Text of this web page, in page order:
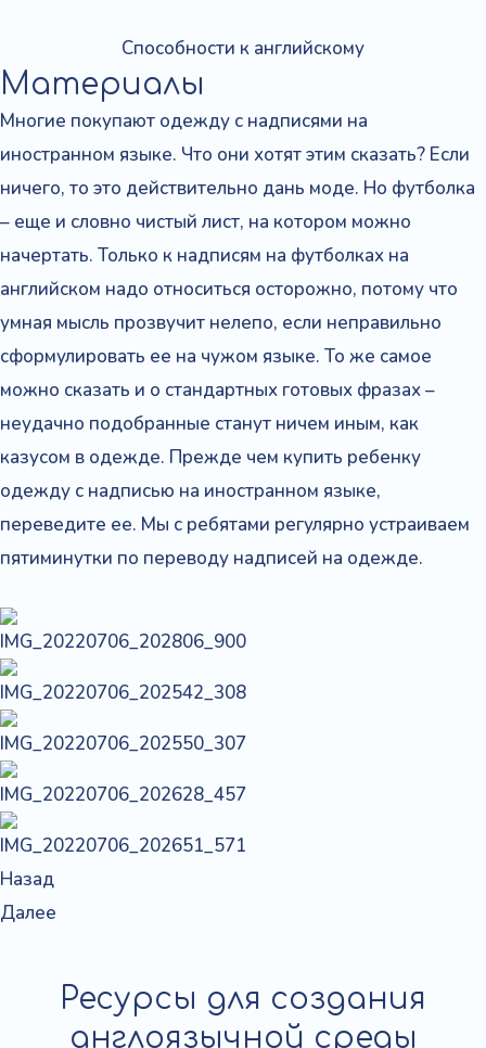
Способности к английскому
Материалы
Многие покупают одежду с надписями на
иностранном языке. Что они хотят этим сказать? Если
ничего, то это действительно дань моде. Но футболка
– еще и словно чистый лист, на котором можно
начертать. Только к надписям на футболках на
английском надо относиться осторожно, потому что
умная мысль прозвучит нелепо, если неправильно
сформулировать ее на чужом языке. То же самое
можно сказать и о стандартных готовых фразах –
неудачно подобранные станут ничем иным, как
казусом в одежде. Прежде чем купить ребенку
одежду с надписью на иностранном языке,
переведите ее. Мы с ребятами регулярно устраиваем
пятиминутки по переводу надписей на одежде.
Назад
Далее
Ресурсы для создания
англоязычной среды